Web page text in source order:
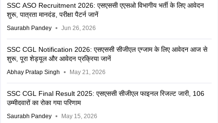
SSC ASO Recruitment 2026: एसएससी एएसओ विभागीय भर्ती के लिए आवेदन
शुरू, पात्रता मानदंड, परीक्षा पैटर्न जानें
Saurabh Pandey Jun 26, 2026
SSC CGL Notification 2026: एसएससी सीजीएल एग्जाम के लिए आवेदन आज से
शुरू, पूरा शेड्यूल और आवेदन प्रक्रिया जानें
Abhay Pratap Singh May 21, 2026
SSC CGL Final Result 2025: एसएससी सीजीएल फाइनल रिजल्ट जारी, 106
उम्मीदवारों का रोका गया परिणाम
Saurabh Pandey May 15, 2026